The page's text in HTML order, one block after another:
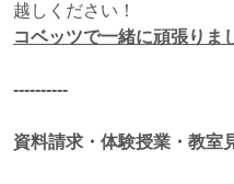
越しください！
コベッツで一緒に頑張りま
‐‐‐‐‐‐‐‐‐‐
資料請求・体験授業・教室